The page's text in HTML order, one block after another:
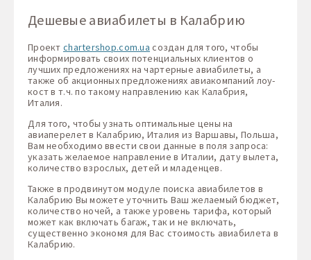
Дешевые авиабилеты в Калабрию
Проект chartershop.com.ua создан для того, чтобы
информировать своих потенциальных клиентов о
лучших предложениях на чартерные авиабилеты, а
также об акционных предложениях авиакомпаний лоу-
кост в т.ч. по такому направлению как Калабрия,
Италия.
Для того, чтобы узнать оптимальные цены на
авиаперелет в Калабрию, Италия из Варшавы, Польша,
Вам необходимо ввести свои данные в поля запроса:
указать желаемое направление в Италии, дату вылета,
количество взрослых, детей и младенцев.
Также в продвинутом модуле поиска авиабилетов в
Калабрию Вы можете уточнить Ваш желаемый бюджет,
количество ночей, а также уровень тарифа, который
может как включать багаж, так и не включать,
существенно экономя для Вас стоимость авиабилета в
Калабрию.